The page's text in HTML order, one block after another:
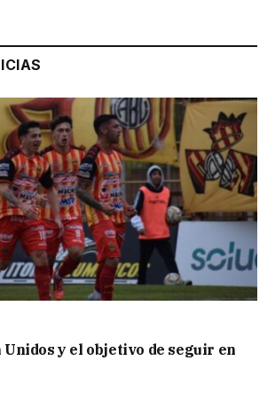
Unidos y el objetivo de seguir en